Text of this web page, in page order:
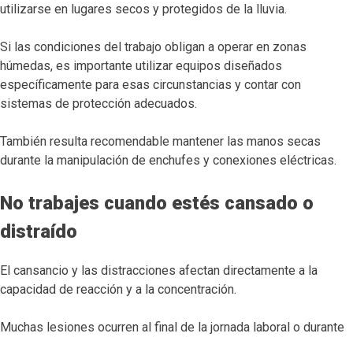
utilizarse en lugares secos y protegidos de la lluvia.
Si las condiciones del trabajo obligan a operar en zonas
húmedas, es importante utilizar equipos diseñados
específicamente para esas circunstancias y contar con
sistemas de protección adecuados.
También resulta recomendable mantener las manos secas
durante la manipulación de enchufes y conexiones eléctricas.
No trabajes cuando estés cansado o
distraído
El cansancio y las distracciones afectan directamente a la
capacidad de reacción y a la concentración.
Muchas lesiones ocurren al final de la jornada laboral o durante